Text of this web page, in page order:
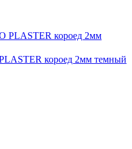
короед 2мм темный